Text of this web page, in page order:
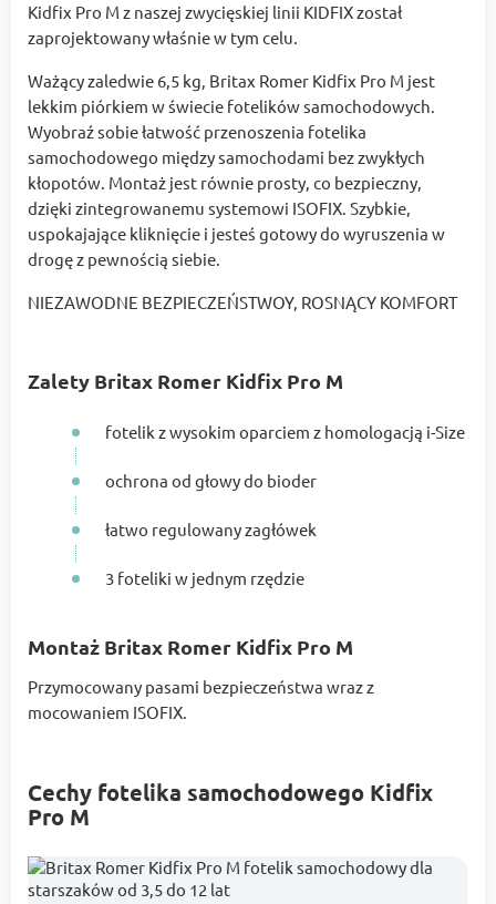
Kidfix Pro M z naszej zwycięskiej linii KIDFIX został
zaprojektowany właśnie w tym celu.
Ważący zaledwie 6,5 kg, Britax Romer Kidfix Pro M jest
lekkim piórkiem w świecie fotelików samochodowych.
Wyobraź sobie łatwość przenoszenia fotelika
samochodowego między samochodami bez zwykłych
kłopotów. Montaż jest równie prosty, co bezpieczny,
dzięki zintegrowanemu systemowi ISOFIX. Szybkie,
uspokajające kliknięcie i jesteś gotowy do wyruszenia w
drogę z pewnością siebie.
NIEZAWODNE BEZPIECZEŃSTWOY, ROSNĄCY KOMFORT
Zalety Britax Romer Kidfix Pro M
fotelik z wysokim oparciem z homologacją i-Size
ochrona od głowy do bioder
łatwo regulowany zagłówek
3 foteliki w jednym rzędzie
Montaż Britax Romer Kidfix Pro M
Przymocowany pasami bezpieczeństwa wraz z
mocowaniem ISOFIX.
Cechy fotelika samochodowego Kidfix
Pro M